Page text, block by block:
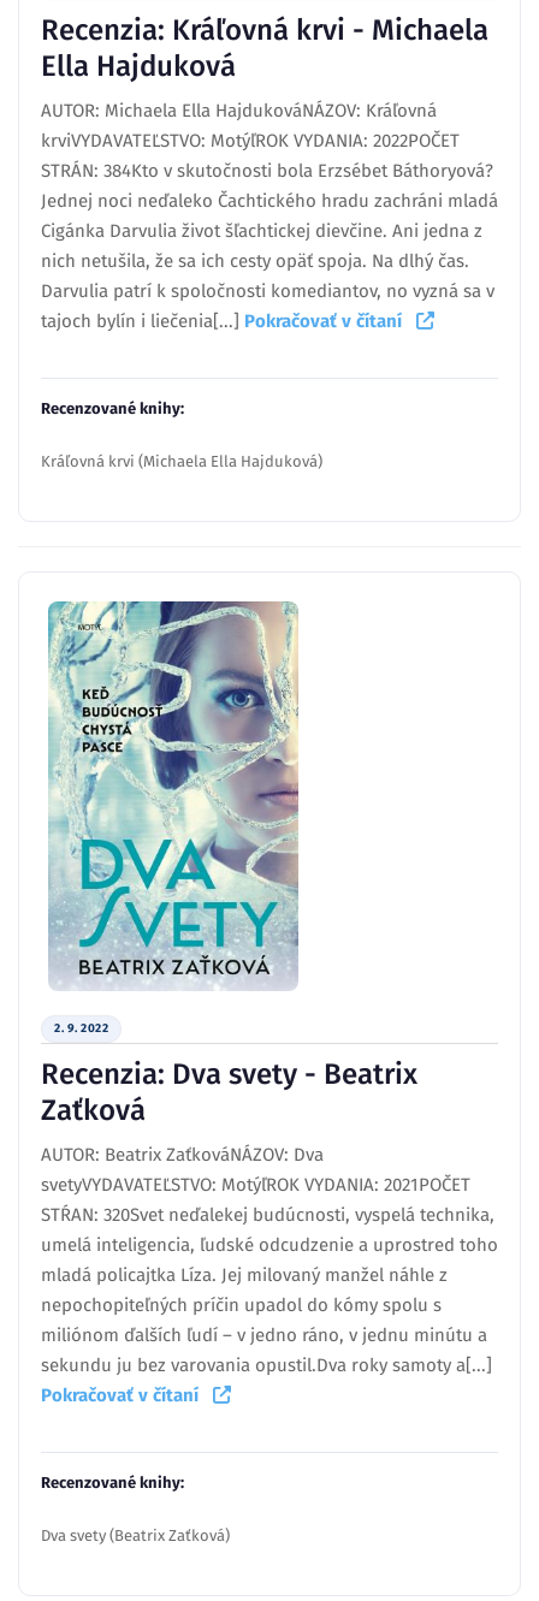
Recenzia: Kráľovná krvi - Michaela
Ella Hajduková
AUTOR: Michaela Ella HajdukováNÁZOV: Kráľovná
krviVYDAVATEĽSTVO: MotýľROK VYDANIA: 2022POČET
STRÁN: 384Kto v skutočnosti bola Erzsébet Báthoryová?
Jednej noci neďaleko Čachtického hradu zachráni mladá
Cigánka Darvulia život šľachtickej dievčine. Ani jedna z
nich netušila, že sa ich cesty opäť spoja. Na dlhý čas.
Darvulia patrí k spoločnosti komediantov, no vyzná sa v
tajoch bylín i liečenia[...] Pokračovať v čítaní
Recenzované knihy:
Kráľovná krvi (Michaela Ella Hajduková)
2. 9. 2022
Recenzia: Dva svety - Beatrix
Zaťková
AUTOR: Beatrix ZaťkováNÁZOV: Dva
svetyVYDAVATEĽSTVO: MotýľROK VYDANIA: 2021POČET
STŔAN: 320Svet neďalekej budúcnosti, vyspelá technika,
umelá inteligencia, ľudské odcudzenie a uprostred toho
mladá policajtka Líza. Jej milovaný manžel náhle z
nepochopiteľných príčin upadol do kómy spolu s
miliónom ďalších ľudí – v jedno ráno, v jednu minútu a
sekundu ju bez varovania opustil.Dva roky samoty a[...]
Pokračovať v čítaní
Recenzované knihy:
Dva svety (Beatrix Zaťková)